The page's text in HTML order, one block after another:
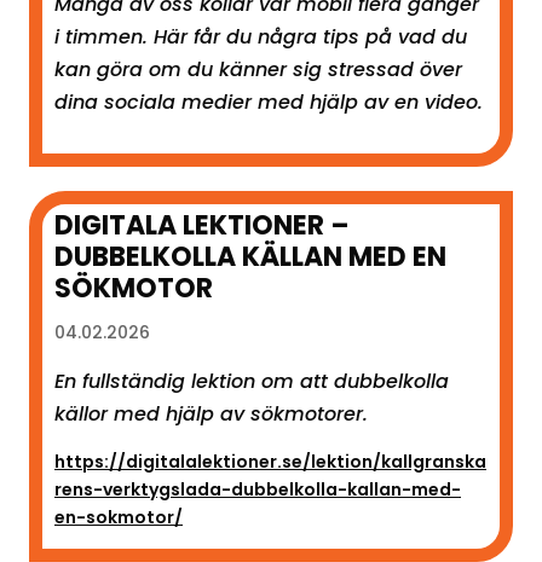
i timmen. Här får du några tips på vad du
kan göra om du känner sig stressad över
dina sociala medier med hjälp av en video.
DIGITALA LEKTIONER –
DUBBELKOLLA KÄLLAN MED EN
SÖKMOTOR
04.02.2026
En fullständig lektion om att dubbelkolla
källor med hjälp av sökmotorer.
https://digitalalektioner.se/lektion/kallgranska
rens-verktygslada-dubbelkolla-kallan-med-
en-sokmotor/